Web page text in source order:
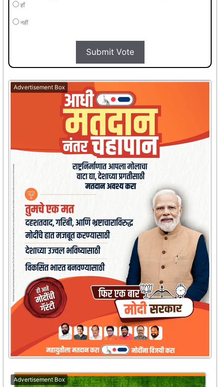
हाँ
नहीं
Submit Vote
Advertisement Box
Advertisement Box